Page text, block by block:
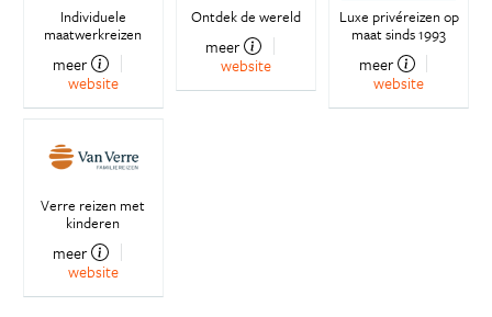
Individuele
maatwerkreizen
meer
website
Ontdek de wereld
meer
website
Luxe privéreizen op
maat sinds 1993
meer
website
Verre reizen met
kinderen
meer
website